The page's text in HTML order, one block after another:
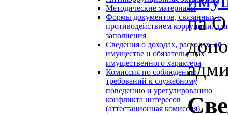
Методические материалы
Формы документов, связанных с
противодействием коррупции, для
заполнения
Сведения о доходах, расходах, об
имуществе и обязательствах
имущественного характера
Комиссия по соблюдению
требований к служебному
поведению и урегулированию
конфликта интересов
(аттестационная комиссия)
па О